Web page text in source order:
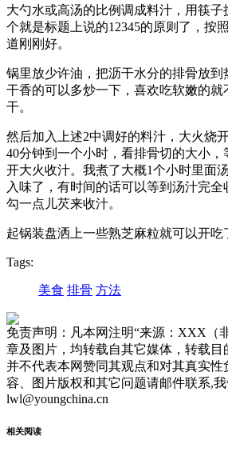
大勺水或高汤的比例调成料汁，用筷
个就是标题上说的12345的原则了，按
道刚刚好。
锅里放少许油，把沥干水分的排骨放
干香的可以多炒一下，喜欢吃软嫩的就
干。
然后加入上述2中调好的料汁，大火烧
40分钟到一个小时，看排骨切的大小
开大火收汁。我煮了大概1个小时里面
入味了，有时间的话可以等到汤汁完
勾一点儿芡来收汁。
起锅装盘洒上一些熟芝麻粒就可以开吃
Tags:
美食 排骨 方法
免责声明：凡本网注明“来源：XXX（
章及图片，均转载自其它媒体，转载目
并不代表本网赞同其观点和对其真实性
容、图片版权和其它问题请邮件联系,我
lwl@youngchina.cn
相关阅读